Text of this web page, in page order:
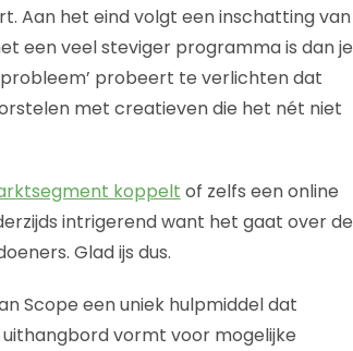
Aan het eind volgt een inschatting van
een veel steviger programma is dan je
probeert te verlichten dat
met creatieven die het nét niet
koppelt of zelfs een online
intrigerend want het gaat over de
Glad ijs dus.
Scope een uniek hulpmiddel dat
vormt voor mogelijke